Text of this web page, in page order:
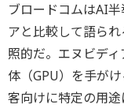
ブロードコムはAI
アと比較して語ら
照的だ。エヌビデ
体（GPU）を手が
客向けに特定の用途